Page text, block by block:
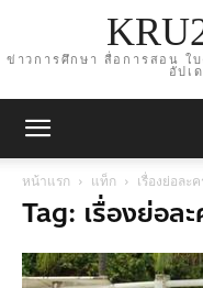
ข่าวการศึกษา สื่อการสอน ใ
อัปเ
หน้าแรก แท็ก เรื่องย่อละ
Tag: เรื่องย่อล